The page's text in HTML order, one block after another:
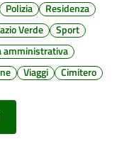
Polizia
Residenza
Verde
Sport
amministrativa
Viaggi Cimitero